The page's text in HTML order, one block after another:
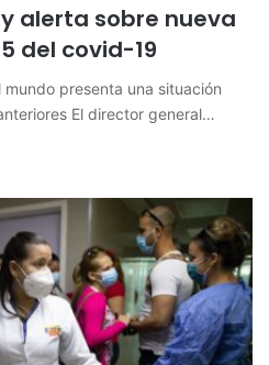
alerta sobre nueva
del covid-19
presenta una situación
El director general…